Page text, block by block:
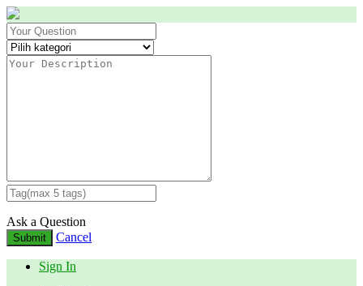
Ask a Question
Submit Cancel
Sign In